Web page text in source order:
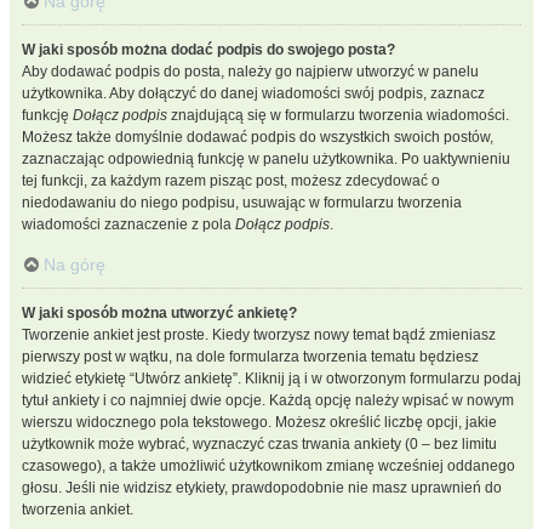
W jaki sposób można dodać podpis do swojego posta?
Aby dodawać podpis do posta, należy go najpierw utworzyć w panelu
użytkownika. Aby dołączyć do danej wiadomości swój podpis, zaznacz
funkcję Dołącz podpis znajdującą się w formularzu tworzenia wiadomości.
Możesz także domyślnie dodawać podpis do wszystkich swoich postów,
zaznaczając odpowiednią funkcję w panelu użytkownika. Po uaktywnieniu
tej funkcji, za każdym razem pisząc post, możesz zdecydować o
niedodawaniu do niego podpisu, usuwając w formularzu tworzenia
wiadomości zaznaczenie z pola Dołącz podpis.
Na górę
W jaki sposób można utworzyć ankietę?
Tworzenie ankiet jest proste. Kiedy tworzysz nowy temat bądź zmieniasz
pierwszy post w wątku, na dole formularza tworzenia tematu będziesz
widzieć etykietę “Utwórz ankietę”. Kliknij ją i w otworzonym formularzu podaj
tytuł ankiety i co najmniej dwie opcje. Każdą opcję należy wpisać w nowym
wierszu widocznego pola tekstowego. Możesz określić liczbę opcji, jakie
użytkownik może wybrać, wyznaczyć czas trwania ankiety (0 – bez limitu
czasowego), a także umożliwić użytkownikom zmianę wcześniej oddanego
głosu. Jeśli nie widzisz etykiety, prawdopodobnie nie masz uprawnień do
tworzenia ankiet.